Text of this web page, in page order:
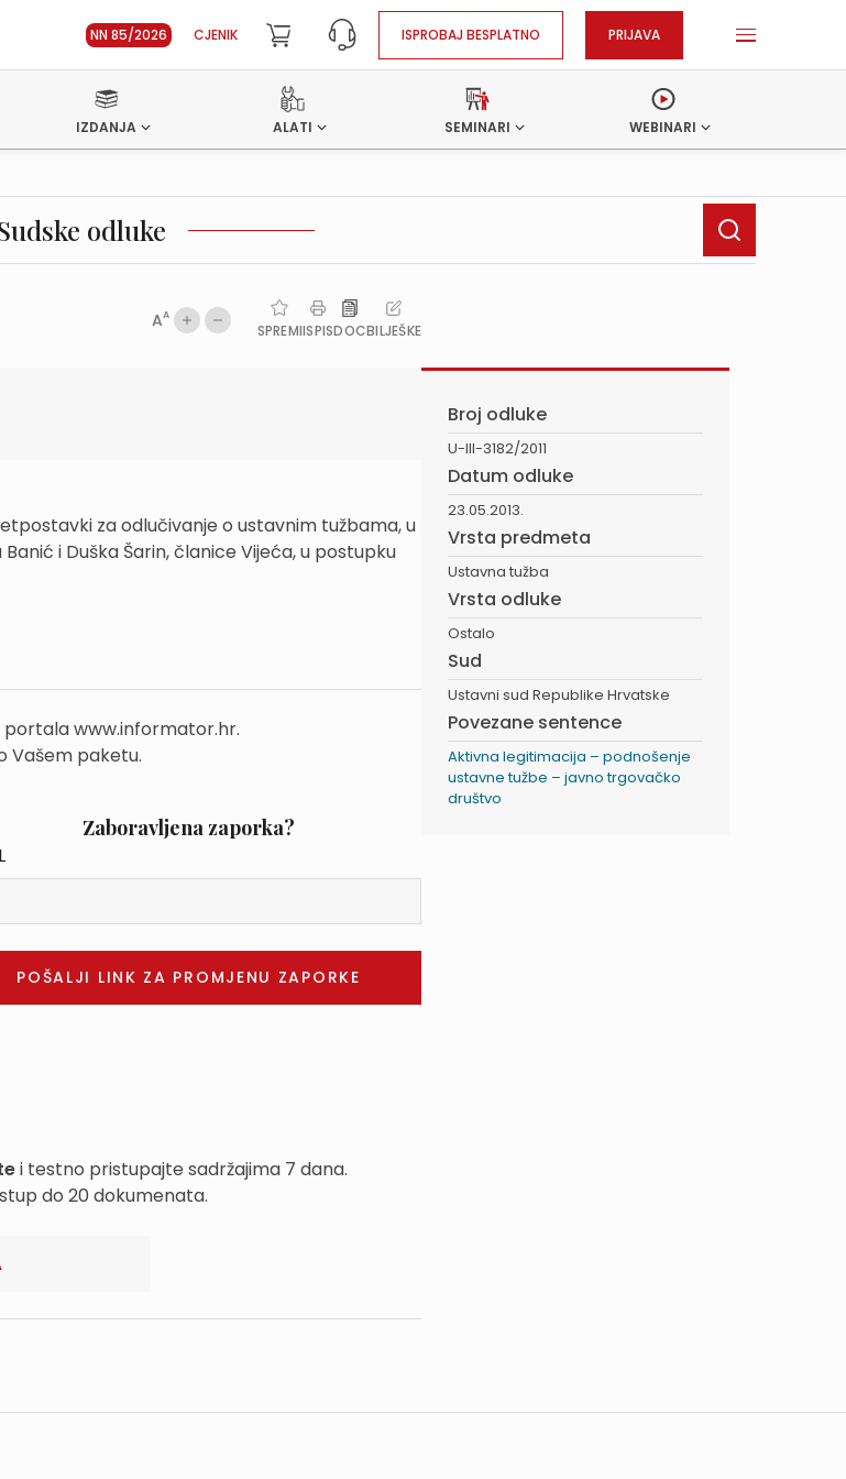
NN 85/2026 CJENIK ISPROBAJ BESPLATNO PRIJAVA
IZDANJA ALATI SEMINARI WEBINARI
odluke
AA
SPREMIISPISDOCBILJEŠKE
za odlučivanje o ustavnim tužbama, u
i Duška Šarin, članice Vijeća, u postupku
www.informator.hr.
Vašem paketu.
Zaboravljena zaporka?
i testno pristupajte sadržajima 7 dana.
do 20 dokumenata.
Broj odluke
U-III-3182/2011
Datum odluke
23.05.2013.
Vrsta predmeta
Ustavna tužba
Vrsta odluke
Ostalo
Sud
Ustavni sud Republike Hrvatske
Povezane sentence
Aktivna legitimacija – podnošenje
ustavne tužbe – javno trgovačko
društvo